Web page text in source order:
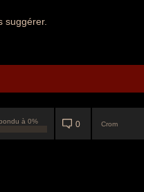
suggérer.
à 0% 0 Crom